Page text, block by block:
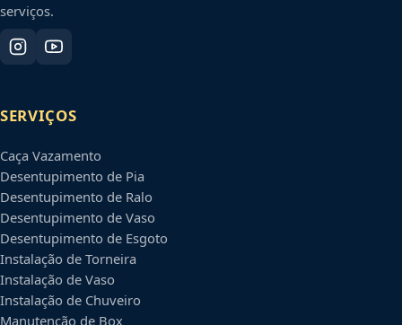
serviços.
SERVIÇOS
Caça Vazamento
Desentupimento de Pia
Desentupimento de Ralo
Desentupimento de Vaso
Desentupimento de Esgoto
Instalação de Torneira
Instalação de Vaso
Instalação de Chuveiro
Manutenção de Box